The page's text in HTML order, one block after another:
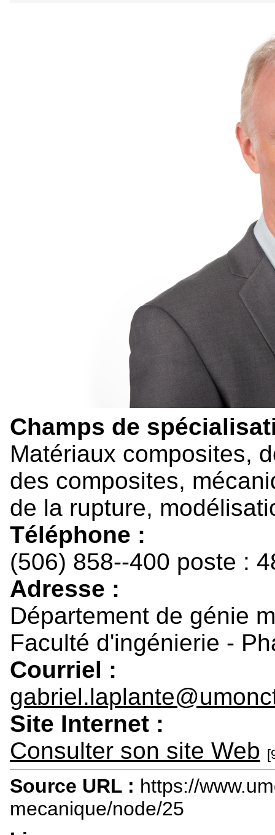
Champs de
Matériaux composites,
des composites,
de la rupture,
Téléphone :
(506) 858--400 poste :
Adresse :
Département de génie
Faculté d'ingénierie -
Courriel :
Site Internet :
Consulter son site Web
Source URL : https://
mecanique/node/25